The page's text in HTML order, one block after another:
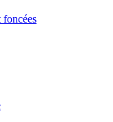
foncées